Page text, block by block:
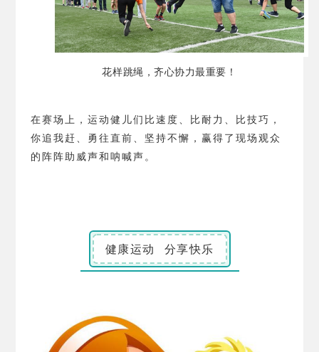
花样跳绳，齐心协力最重要！
在赛场上，运动健儿们比速度、比耐力、比技巧，
你追我赶、勇往直前、坚持不懈，赢得了现场观众
的阵阵助威声和呐喊声。
健康运动 分享快乐